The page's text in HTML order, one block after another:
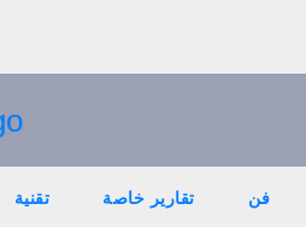
تقنية تقارير خاصة فن